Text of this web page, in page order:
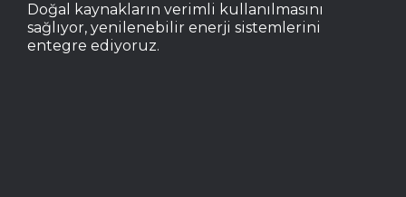
Doğal kaynakların verimli kullanılmasını
sağlıyor, yenilenebilir enerji sistemlerini
entegre ediyoruz.